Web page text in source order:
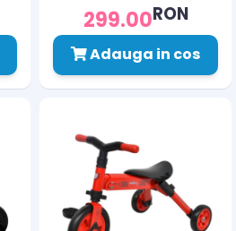
299.00RON
Adauga in cos